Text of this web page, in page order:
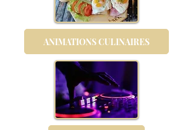
ANIMATIONS CULINAIRES